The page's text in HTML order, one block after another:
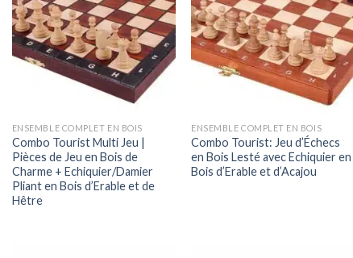
ENSEMBLE COMPLET EN BOIS
Combo Tourist Multi Jeu |
Pièces de Jeu en Bois de
Charme + Echiquier/Damier
Pliant en Bois d’Erable et de
Hêtre
ENSEMBLE COMPLET EN BOIS
Combo Tourist: Jeu d’Échecs
en Bois Lesté avec Echiquier en
Bois d’Erable et d’Acajou